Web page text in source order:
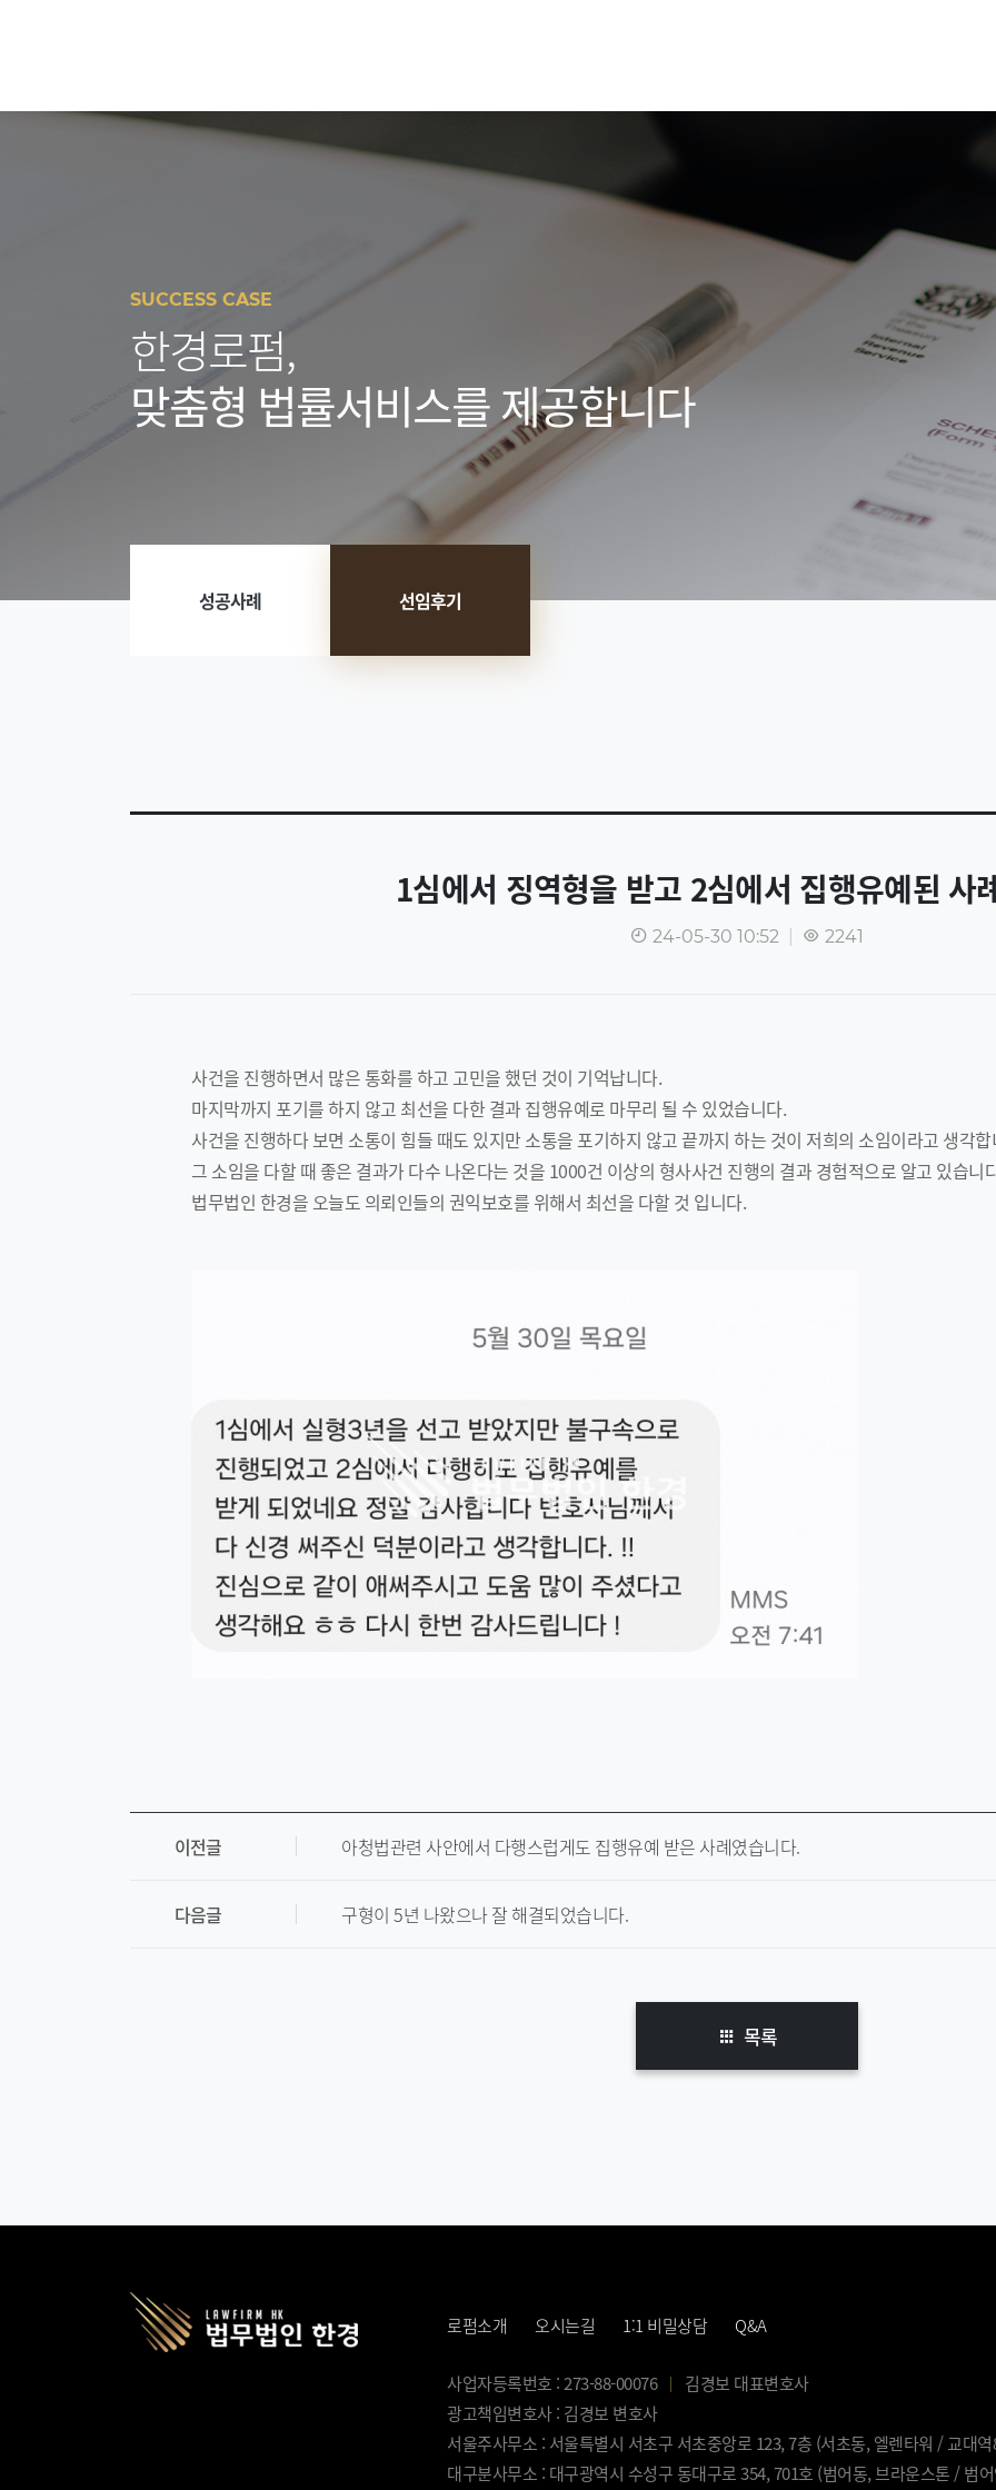
SUCCESS CASE
한경로펌,
맞춤형 법률서비스를 제공합니다
성공사례 선임후기
1심에서 징역형을 받고 2심에서 집행유예된 사
24-05-30 10:52 2241
사건을 진행하면서 많은 통화를 하고 고민을 했던 것이 기억납니다.
마지막까지 포기를 하지 않고 최선을 다한 결과 집행유예로 마무리 될 수 있었습니다.
사건을 진행하다 보면 소통이 힘들 때도 있지만 소통을 포기하지 않고 끝까지 하는 것이 저희의 소임이라고 생각합
그 소임을 다할 때 좋은 결과가 다수 나온다는 것을 1000건 이상의 형사사건 진행의 결과 경험적으로 알고 있습니
법무법인 한경을 오늘도 의뢰인들의 권익보호를 위해서 최선을 다할 것 입니다.
이전글 아청법관련 사안에서 다행스럽게도 집행유예 받은 사례였습니다.
다음글 구형이 5년 나왔으나 잘 해결되었습니다.
목록
로펌소개 오시는길 1:1 비밀상담 Q&A
사업자등록번호 : 273-88-00076
김경보 대표변호사
광고책임변호사 : 김경보 변호사
서울주사무소 : 서울특별시 서초구 서초중앙로 123, 7층 (서초동, 엘렌타워 / 교대
대구분사무소 : 대구광역시 수성구 동대구로 354, 701호 (범어동, 브라운스톤 / 범